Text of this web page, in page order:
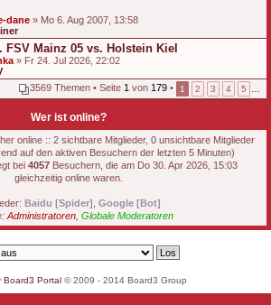
dane » Mo 6. Aug 2007, 13:58
FSV Mainz 05 vs. Holstein Kiel
» Fr 24. Jul 2026, 22:02
3569 Themen • Seite 1 von 179 • 1 2 3 4 5
Wer ist online?
online :: 2 sichtbare Mitglieder, 0 unsichtbare Mitglieder
auf den aktiven Besuchern der letzten 5 Minuten)
bei 4057 Besuchern, die am Do 30. Apr 2026, 15:03
gleichzeitig online waren.
Baidu [Spider] Google [Bot]
Administratoren Globale Moderatoren
Board3 Portal© 2009 - 2014 Board3 Group